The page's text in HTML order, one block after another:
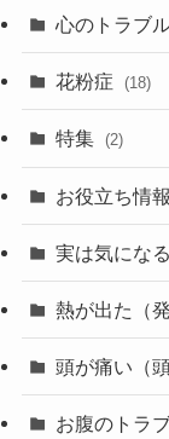
心のトラブ
花粉症 (18)
特集 (2)
お役立ち情
実は気にな
熱が出た（
頭が痛い（
お腹のトラ